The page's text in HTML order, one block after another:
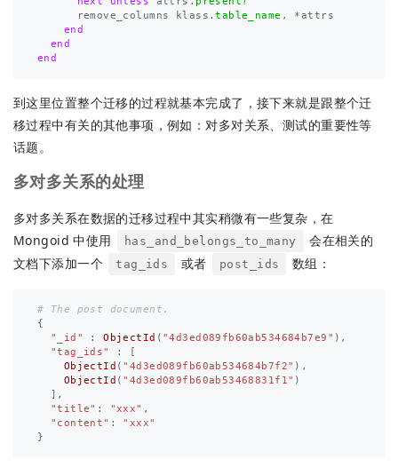
remove_columns
klass .table_name , *attrs
end
end
end
到这里位置整个迁移的过程就基本完成了，接下来就是跟整个迁
移过程中有关的其他事项，例如：对多对关系、测试的重要性等
话题。
多对多关系的处理
多对多关系在数据的迁移过程中其实稍微有一些复杂，在
Mongoid 中使用
has_and_belongs_to_many
会在相关的
文档下添加一个
tag_ids 或者 post_ids 数组：
# The post document.
{
"_id"
: ObjectId ( "4d3ed089fb60ab534684b7e9" ),
"tag_ids"
:
ObjectId ( "4d3ed089fb60ab534684b7f2" ),
ObjectId ( "4d3ed089fb60ab53468831f1" )
],
"title" : "xxx" ,
"content" :
"xxx"
}